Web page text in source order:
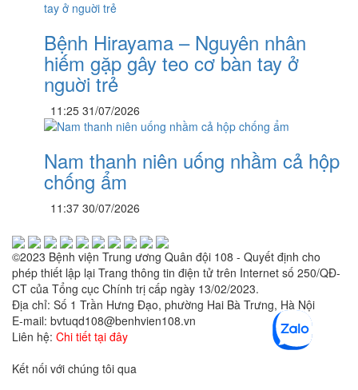
Bệnh Hirayama – Nguyên nhân
hiếm gặp gây teo cơ bàn tay ở
nguời trẻ
11:25 31/07/2026
Nam thanh niên uống nhầm cả hộp
chống ẩm
11:37 30/07/2026
©2023 Bệnh viện Trung ương Quân đội 108 - Quyết định cho
phép thiết lập lại Trang thông tin điện tử trên Internet số 250/QĐ-
CT của Tổng cục Chính trị cấp ngày 13/02/2023.
Địa chỉ: Số 1 Trần Hưng Đạo, phường Hai Bà Trưng, Hà Nội
E-mail: bvtuqd108@benhvien108.vn
Liên hệ: Chi tiết tại đây
Kết nối với chúng tôi qua